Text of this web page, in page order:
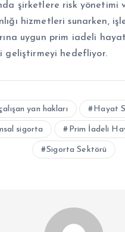
şirketlere risk yönetimi
hizmetleri sunarken,
uygun prim iadeli
geliştirmeyi hedefliyor.
yan hakları Hayat
sigorta Prim İadeli
Sigorta Sektörü